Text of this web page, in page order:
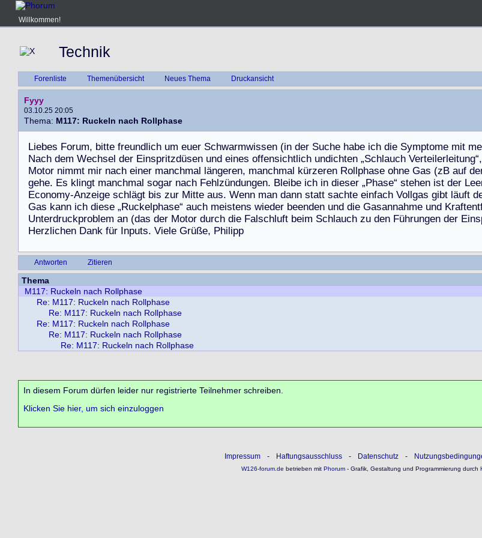
Willkommen!
Technik
Forenliste Themenübersicht Neues Thema Druckansicht
Fyyy
03.10.25 20:05
Thema: M117: Ruckeln nach Rollphase
Liebes Forum, bitte freundlich um euer Schwarmwissen (in der Suche habe ich die Symptome mit me
Nach dem Wechsel der Einspritzdüsen und eines offensichtlich undichten „Schlauch Verteilerleitung“,
Motor nimmt mir nach einer manchmal längeren, manchmal kürzeren Rollphase ohne Gas (zB auf de
gehe. Es klingt manchmal sogar nach Fehlzündungen. Bleibe ich in dieser „Phase“ stehen ist der Lee
Economy-Anzeige schlägt bis zur Mitte aus. Wenn man dann statt sachte einfach Vollgas gibt läuft d
Gas kann ich diese „Ruckelphase“ auch meistens wieder beenden und die Gasannahme und Kraftent
Unterdruckproblem an (das der Motor durch die Falschluft beim Schlauch zu den Führungen der Eins
Herzlichen Dank für Inputs. Viele Grüße, Philipp
Antworten Zitieren
Thema
M117: Ruckeln nach Rollphase
Re: M117: Ruckeln nach Rollphase
Re: M117: Ruckeln nach Rollphase
Re: M117: Ruckeln nach Rollphase
Re: M117: Ruckeln nach Rollphase
Re: M117: Ruckeln nach Rollphase
In diesem Forum dürfen leider nur registrierte Teilnehmer schreiben.
Klicken Sie hier, um sich einzuloggen
Impressum - Haftungsausschluss - Datenschutz -
W126-forum.de betrieben mitPhorum- Grafik, Gestaltung und Programmierung durch